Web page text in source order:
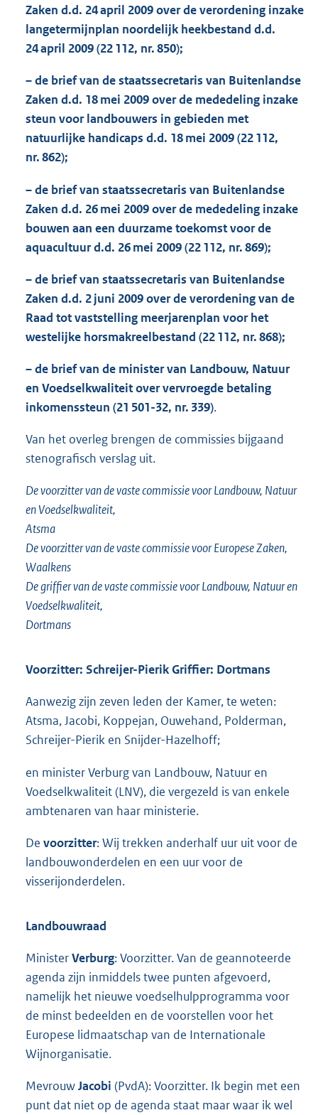
Zaken d.d. 24 april 2009 over de verordening inzake
langetermijnplan noordelijk heekbestand d.d.
24 april 2009 (22 112, nr. 850);
– de brief van de staatssecretaris van Buitenlandse
Zaken d.d. 18 mei 2009 over de mededeling inzake
steun voor landbouwers in gebieden met
natuurlijke handicaps d.d. 18 mei 2009 (22 112,
nr. 862);
– de brief van staatssecretaris van Buitenlandse
Zaken d.d. 26 mei 2009 over de mededeling inzake
bouwen aan een duurzame toekomst voor de
aquacultuur d.d. 26 mei 2009 (22 112, nr. 869);
– de brief van staatssecretaris van Buitenlandse
Zaken d.d. 2 juni 2009 over de verordening van de
Raad tot vaststelling meerjarenplan voor het
westelijke horsmakreelbestand (22 112, nr. 868);
– de brief van de minister van Landbouw, Natuur
en Voedselkwaliteit over vervroegde betaling
inkomenssteun (21 501-32, nr. 339).
Van het overleg brengen de commissies bijgaand
stenografisch verslag uit.
De voorzitter van de vaste commissie voor Landbouw, Natuur
en Voedselkwaliteit,
Atsma
De voorzitter van de vaste commissie voor Europese Zaken,
Waalkens
De griffier van de vaste commissie voor Landbouw, Natuur en
Voedselkwaliteit,
Dortmans
Voorzitter: Schreijer-Pierik Griffier: Dortmans
Aanwezig zijn zeven leden der Kamer, te weten:
Atsma, Jacobi, Koppejan, Ouwehand, Polderman,
Schreijer-Pierik en Snijder-Hazelhoff;
en minister Verburg van Landbouw, Natuur en
Voedselkwaliteit (LNV), die vergezeld is van enkele
ambtenaren van haar ministerie.
De voorzitter: Wij trekken anderhalf uur uit voor de
landbouwonderdelen en een uur voor de
visserijonderdelen.
Landbouwraad
MinisterVerburg: Voorzitter. Van de geannoteerde
agenda zijn inmiddels twee punten afgevoerd,
namelijk het nieuwe voedselhulpprogramma voor
de minst bedeelden en de voorstellen voor het
Europese lidmaatschap van de Internationale
Wijnorganisatie.
MevrouwJacobi (PvdA): Voorzitter. Ik begin met een
punt dat niet op de agenda staat maar waar ik wel